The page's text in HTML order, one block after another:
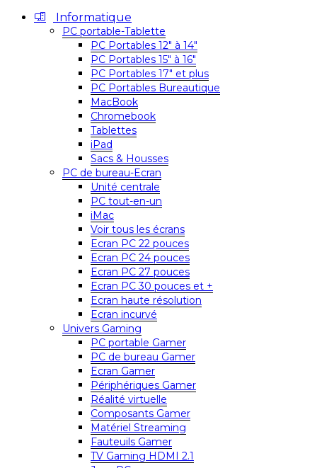
Informatique
PC portable-Tablette
PC Portables 12″ à 14″
PC Portables 15″ à 16″
PC Portables 17″ et plus
PC Portables Bureautique
MacBook
Chromebook
Tablettes
iPad
Sacs & Housses
PC de bureau-Ecran
Unité centrale
PC tout-en-un
iMac
Voir tous les écrans
Ecran PC 22 pouces
Ecran PC 24 pouces
Ecran PC 27 pouces
Ecran PC 30 pouces et +
Ecran haute résolution
Ecran incurvé
Univers Gaming
PC portable Gamer
PC de bureau Gamer
Ecran Gamer
Périphériques Gamer
Réalité virtuelle
Composants Gamer
Matériel Streaming
Fauteuils Gamer
TV Gaming HDMI 2.1